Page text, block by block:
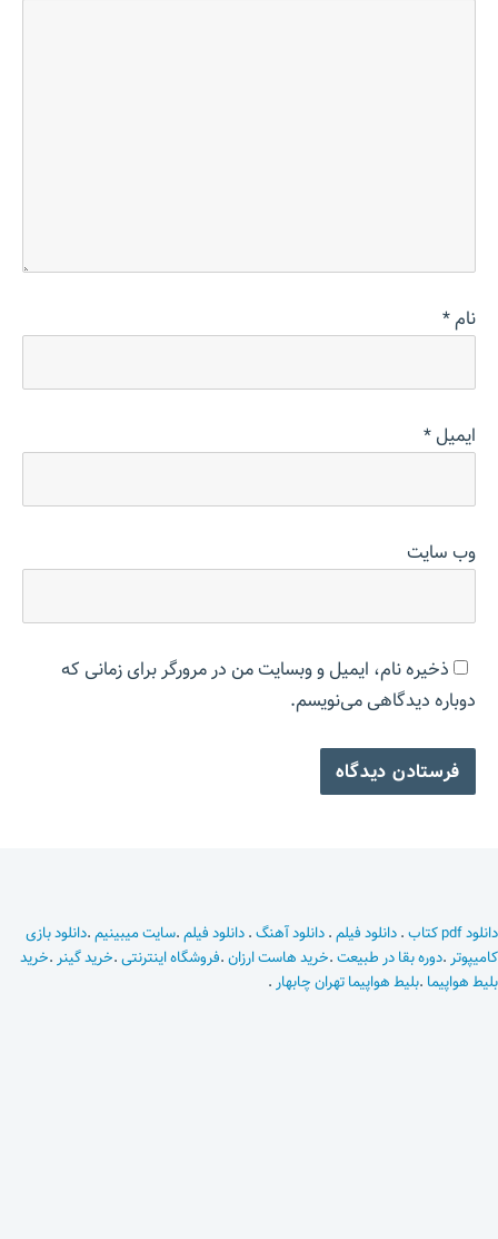
نام*
ایمیل*
وب‌ سایت
ذخیره نام، ایمیل و وبسایت من در مرورگر برای زمانی که
دوباره دیدگاهی می‌نویسم.
دانلود pdf کتاب .دانلود فیلم.دانلود آهنگ.دانلود فیلم.سایت میبینیم.دانلود بازی
کامیپوتر .دوره بقا در طبیعت.خرید هاست ارزان.فروشگاه اینترنتی.خرید گینر .خرید
بلیط هواپیما .بلیط هواپیما تهران چابهار .